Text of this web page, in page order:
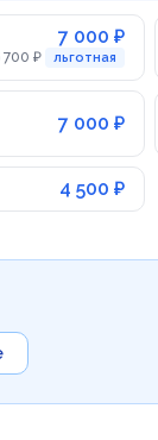
7 000 ₽
700 ₽ льготная
7 000 ₽
4 500 ₽